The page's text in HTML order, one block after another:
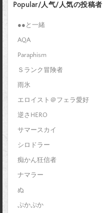
Popular/人气/人気の投稿者
●●と一緒
AQA
Paraphism
Ｓランク冒険者
雨氷
エロイスト＠フェラ愛好
逆さHERO
サマースカイ
シロドラー
痴かん狂信者
ナマラー
ぬ
ぷかぷか